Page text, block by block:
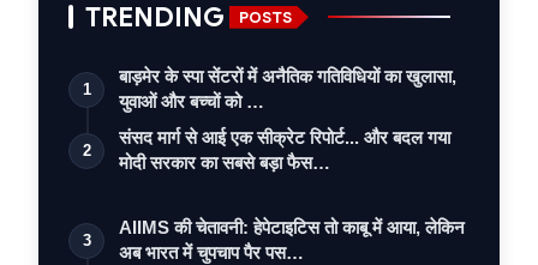
TRENDING POSTS
1
बाड़मेर के स्पा सेंटरों में अनैतिक गतिविधियों का खुलासा,
युवाओं और बच्चों को …
2
संसद मार्ग से आई एक सीक्रेट रिपोर्ट... और बदल गया
मोदी सरकार का सबसे बड़ा फैस…
3
AIIMS की चेतावनी: हेपेटाइटिस तो काबू में आया, लेकिन
अब भारत में चुपचाप पैर पस…